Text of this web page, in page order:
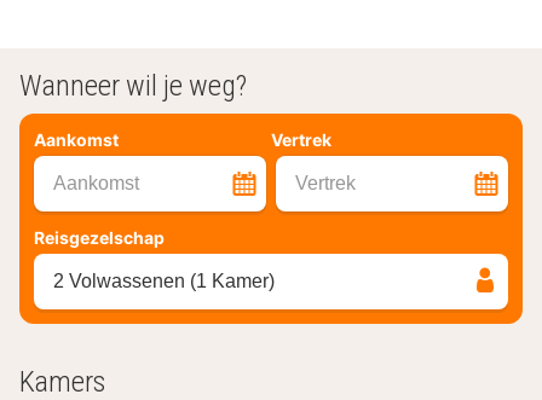
Wanneer wil je weg?
Aankomst Vertrek
Aankomst Vertrek
Reisgezelschap
2 Volwassenen (1 Kamer)
Kamers